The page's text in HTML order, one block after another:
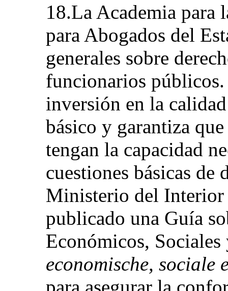
18.La Academia para
para Abogados del
generales sobre
funcionarios
inversión en la
básico y garantiza
tengan la capacidad
cuestiones básicas de
Ministerio del Interior
publicado una Guía
Económicos,
economische, sociale
para asegurar la